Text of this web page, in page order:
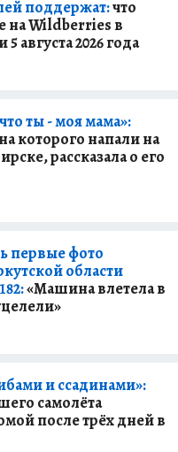
поддержат:что
на Wildberries в
августа 2026 года
ты - моя мама»:
которого напали на
рассказала о его
первые фото
области
«Машина влетела в
и ссадинами»:
самолёта
после трёх дней в